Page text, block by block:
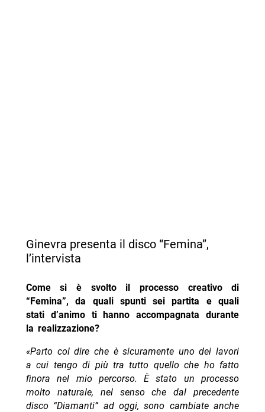
Ginevra presenta il disco “Femina”,
l’intervista
Come si è svolto il processo creativo di
“Femina”, da quali spunti sei partita e quali
stati d’animo ti hanno accompagnata durante
la realizzazione?
«Parto col dire che è sicuramente uno dei lavori
a cui tengo di più tra tutto quello che ho fatto
finora nel mio percorso. È stato un processo
molto naturale, nel senso che dal precedente
disco “Diamanti” ad oggi, sono cambiate anche